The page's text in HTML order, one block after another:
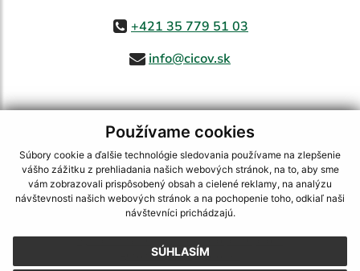
Používame cookies
Súbory cookie a ďalšie technológie sledovania používame na zlepšenie
vášho zážitku z prehliadania našich webových stránok, na to, aby sme
vám zobrazovali prispôsobený obsah a cielené reklamy, na analýzu
návštevnosti našich webových stránok a na pochopenie toho, odkiaľ naši
návštevníci prichádzajú.
SÚHLASÍM
+421 35 779 51 03
info@cicov.sk
využite možnosť získavania aktuálnych informácií s využitím RSS
CMS systém (redakčný) systém ECHELON 2,
Mapa stránok web portál
webhosting, webex.digital, s.r.o.,domény,registrácia domény,
spoločnosť webex.digital, s.r.o.,technický prevádzkovateľ
Posledná aktualizácia:03.08.2026
Vytlačiť stránku|Vyhlásenie o prístupnosti
Autorské práva|Cookies